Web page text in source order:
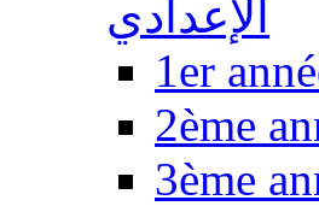
الإعدادي